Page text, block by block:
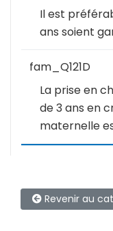
Il est
ans soient
fam_Q121D
La prise en
de 3 ans en
maternelle
Revenir au